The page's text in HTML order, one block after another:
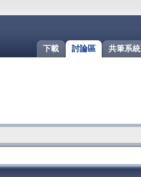
共筆系統
討論區
下載